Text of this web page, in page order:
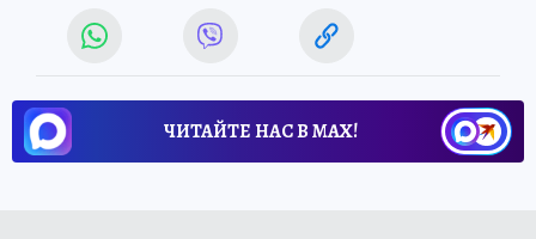
ЧИТАЙТЕ НАС В МАХ!